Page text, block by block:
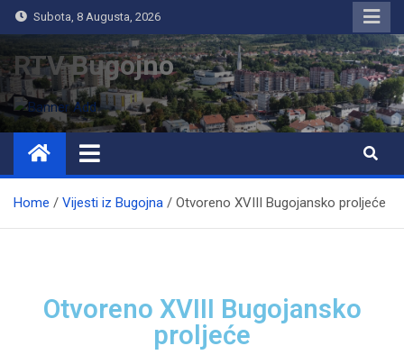
Subota, 8 Augusta, 2026
RTV Bugojno
Home Vijesti iz Bugojna Otvoreno XVIII Bugojansko proljeće
Otvoreno XVIII Bugojansko
proljeće